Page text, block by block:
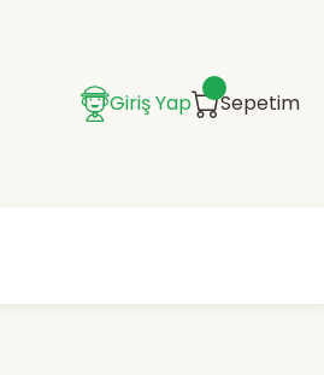
Giriş Yap Sepetim